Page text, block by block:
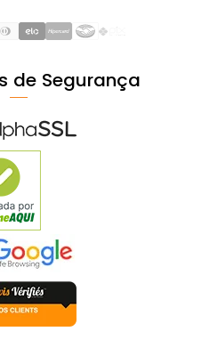
de Segurança